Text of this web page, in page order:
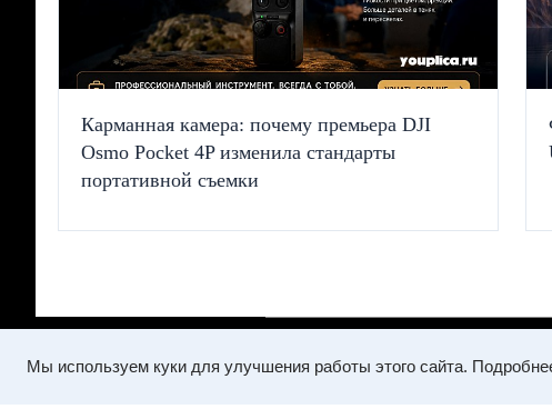
Мы используем куки для улучшения работы этого сайта.
Карманная камера: почему премьера DJI
Osmo Pocket 4P изменила стандарты
портативной съемки